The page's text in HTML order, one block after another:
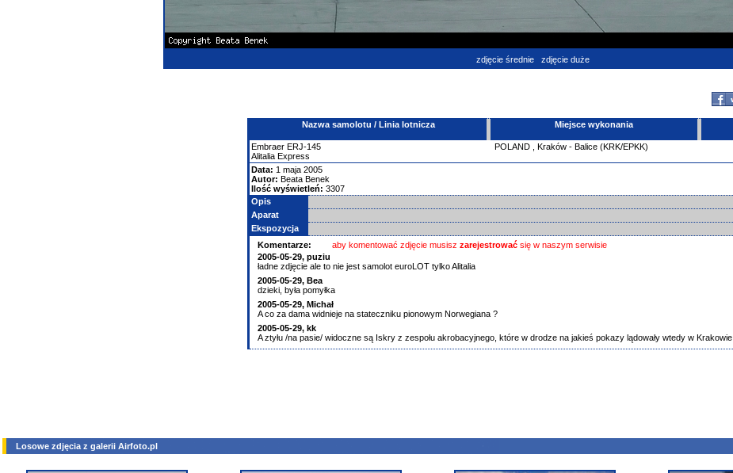
zdjęcie średnie zdjęcie duże
Nazwa samolotu / Linia lotnicza Miejsce wykonania
Embraer ERJ-145
Alitalia Express
POLAND Kraków - Balice (KRK/EPKK)
Data: 1 maja 2005
Autor: Beata Benek
Ilość wyświetleń: 3307
Opis
Aparat
Ekspozycja
Komentarze:
aby komentować zdjęcie musisz zarejestrować się w naszym serwisie
2005-05-29, puziu
ładne zdjęcie ale to nie jest samolot euroLOT tylko Alitalia
2005-05-29, Bea
dzieki, była pomyłka
2005-05-29, Michał
A co za dama widnieje na stateczniku pionowym Norwegiana ?
2005-05-29, kk
A ztyłu /na pasie/ widoczne są Iskry z zespołu akrobacyjnego, które w drodze na jakieś pokazy lądowały wtedy w Krakowie.
Losowe zdjęcia z galerii Airfoto.pl